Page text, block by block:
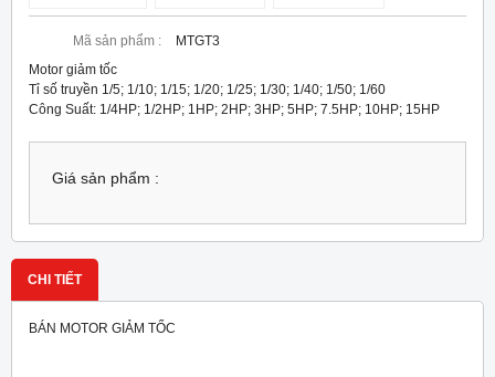
Mã sản phẩm :
MTGT3
Motor giảm tốc
Tỉ số truyền 1/5; 1/10; 1/15; 1/20; 1/25; 1/30; 1/40; 1/50; 1/60
Công Suất: 1/4HP; 1/2HP; 1HP; 2HP; 3HP; 5HP; 7.5HP; 10HP; 15HP
Giá sản phẩm :
CHI TIẾT
BÁN MOTOR GIẢM TỐC